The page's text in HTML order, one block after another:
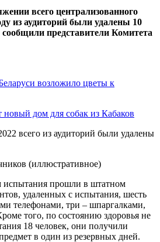
всего централизованного
из аудиторий были удалены 10
представители Комитета
возложило цветы к
дом для собак из Кабаков
(иллюстративное)
испытания прошли в штатном
удаленных с испытания, шесть
телефонами, три – шпаргалками,
того, по состоянию здоровья не
18 человек, они получили
в один из резервных дней.